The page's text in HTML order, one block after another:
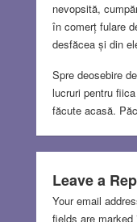
nevopsită,
în comerț fulare
desfăcea și din
Spre deosebire
lucruri pentru
făcute acasă.
Leave a
Your email
fields are marked